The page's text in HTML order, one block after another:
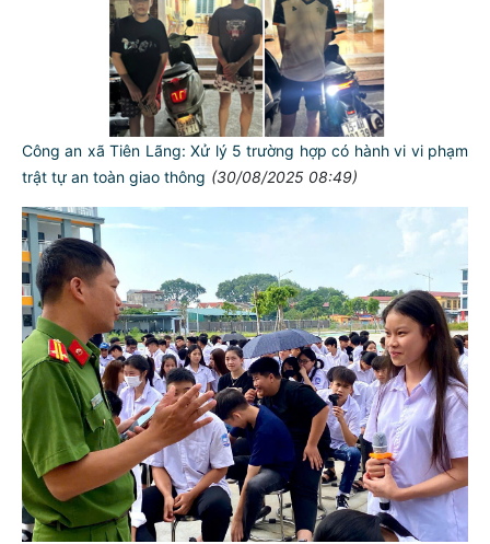
Công an xã Tiên Lãng: Xử lý 5 trường hợp có hành vi vi phạm
trật tự an toàn giao thông (30/08/2025 08:49)